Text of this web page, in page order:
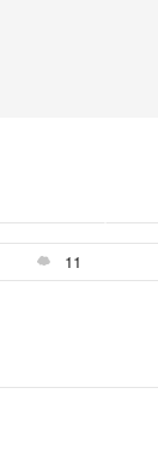
11